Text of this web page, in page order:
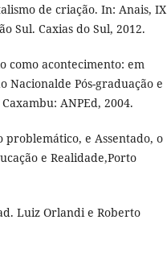
de criação. In: Anais, IX
Sul. Caxias do Sul, 2012.
como acontecimento: em
Nacionalde Pós-graduação e
ANPEd, 2004.
problemático, e Assentado, o
e Realidade,Porto
Luiz Orlandi e Roberto